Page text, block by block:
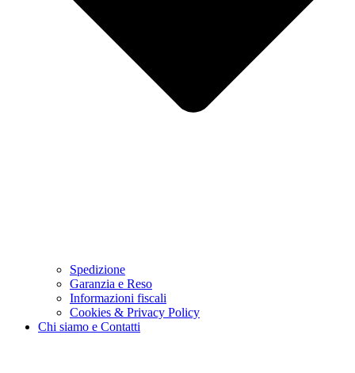
Spedizione
Garanzia e Reso
Informazioni fiscali
Cookies & Privacy Policy
Chi siamo e Contatti